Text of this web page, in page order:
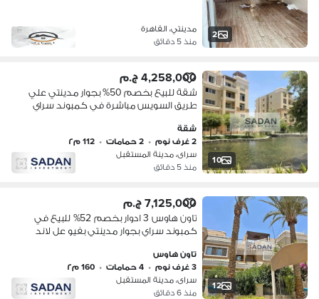
2
مدينتي، القاهرة
منذ 5 دقائق
10
4,258,000 ج.م
شقة للبيع بخصم 50% بجوار مدينتي علي
طريق السويس مباشرة في كمبوند سراي
شقة
2 غرف نوم
• 2 حمامات • 112 م٢
سراى، مدينة المستقبل
منذ 5 دقائق
12
7,125,000 ج.م
تاون هاوس 3 ادوار بخصم 52% للبيع في
كمبوند سراي بجوار مدينتي بفيو عل لاند
تاون هاوس
3 غرف نوم
• 4 حمامات • 160 م٢
سراى، مدينة المستقبل
منذ 6 دقائق